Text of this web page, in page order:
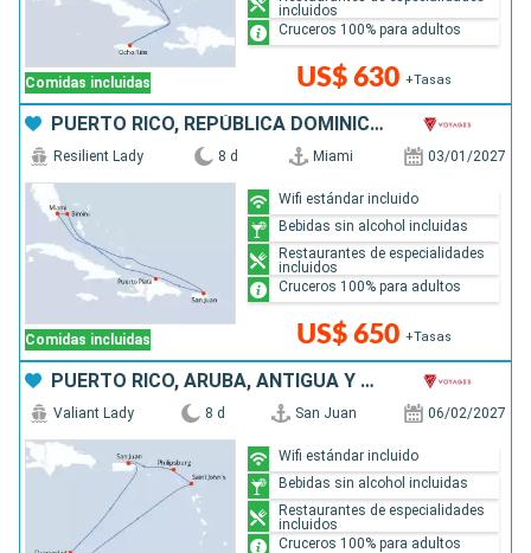
Comidas incluidas US$ 630 +Tasas
incluidos
Cruceros 100% para adultos
PUERTO RICO, REPÚBLICA DOMINICANA, BAHAMAS, ESTADOS UNIDOS
Comidas incluidas
Resilient Lady 8 d Miami 03/01/2027
US$ 650 +Tasas
Wifi estándar incluido
Bebidas sin alcohol incluidas
Restaurantes de especialidades
incluidos
Cruceros 100% para adultos
PUERTO RICO, ARUBA, ANTIGUA Y BARBUDA, SAN MARTÍN
Valiant Lady 8 d San Juan 06/02/2027
Wifi estándar incluido
Bebidas sin alcohol incluidas
Restaurantes de especialidades
incluidos
Cruceros 100% para adultos